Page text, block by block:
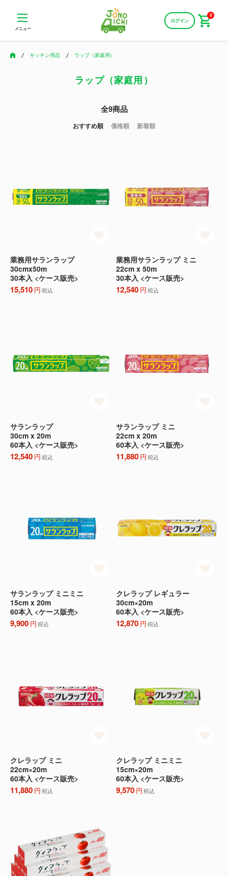
メニュー
ログイン
0
キッチン用品 ラップ（家庭用）
ラップ（家庭用）
全9商品
おすすめ順 価格順 新着順
業務用サランラップ
30cmx50m
30本入 <ケース販売>
15,510 円税込
業務用サランラップ ミニ
22cm x 50m
30本入 <ケース販売>
12,540 円税込
サランラップ
30cm x 20m
60本入 <ケース販売>
12,540 円税込
サランラップ ミニ
22cm x 20m
60本入 <ケース販売>
11,880 円税込
サランラップ ミニミニ
15cm x 20m
60本入 <ケース販売>
9,900 円税込
クレラップ レギュラー
30cm×20m
60本入 <ケース販売>
12,870 円税込
クレラップ ミニ
22cm×20m
60本入 <ケース販売>
11,880 円税込
クレラップ ミニミニ
15cm×20m
60本入 <ケース販売>
9,570 円税込